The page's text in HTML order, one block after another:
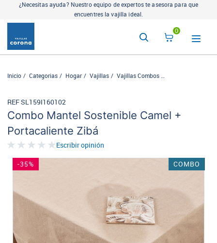
¿Necesitas ayuda? Nuestro equipo de expertos te asesora para que
encuentres la vajilla ideal.
0
Inicio Categorias Hogar Vajillas Vajillas Combos
Combo Mantel Sostenible Camel +
Portacaliente Zibá
REF SL159I160102
Escribir opinión
-35% COMBO